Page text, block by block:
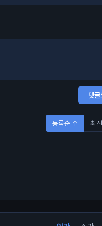
댓글
등록순 ↑ 최